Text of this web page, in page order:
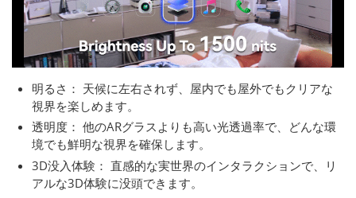
明るさ： 天候に左右されず、屋内でも屋外でもクリアな
視界を楽しめます。
透明度： 他のARグラスよりも高い光透過率で、どんな環
境でも鮮明な視界を確保します。
3D没入体験： 直感的な実世界のインタラクションで、リ
アルな3D体験に没頭できます。